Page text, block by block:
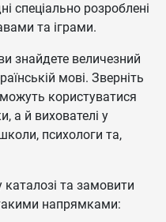
спеціально розроблені
та іграми.
знайдете величезний
мові. Зверніть
користуватися
а й вихователі у
психологи та,
та замовити
напрямками: